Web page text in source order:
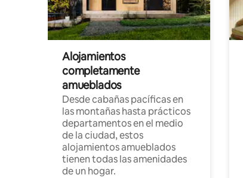
Alojamientos
completamente
amueblados
Desde cabañas pacíficas en
las montañas hasta prácticos
departamentos en el medio
de la ciudad, estos
alojamientos amueblados
tienen todas las amenidades
de un hogar.